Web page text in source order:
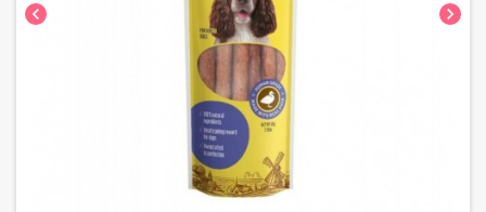
chevron_left chevron_right